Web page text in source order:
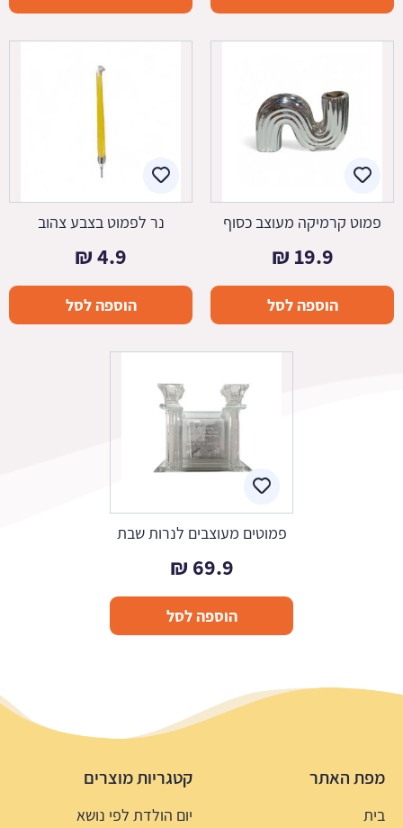
פמוט קרמיקה מעוצב כסוף
19.9
₪
הוספה לסל
נר לפמוט בצבע צהוב
4.9
₪
הוספה לסל
פמוטים מעוצבים לנרות שבת
69.9
₪
הוספה לסל
מפת האתר
בית
קטגריות מוצרים
יום הולדת לפי נושא